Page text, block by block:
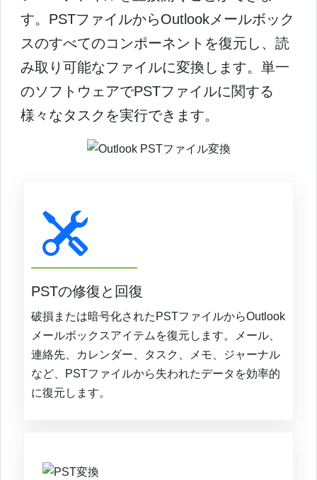
す。PSTファイルからOutlookメールボック
スのすべてのコンポーネントを復元し、読
み取り可能なファイルに変換します。単一
のソフトウェアでPSTファイルに関する
様々なタスクを実行できます。
PSTの修復と回復
破損または暗号化されたPSTファイルからOutlook
メールボックスアイテムを復元します。メール、
連絡先、カレンダー、タスク、メモ、ジャーナル
など、PSTファイルから失われたデータを効率的
に復元します。